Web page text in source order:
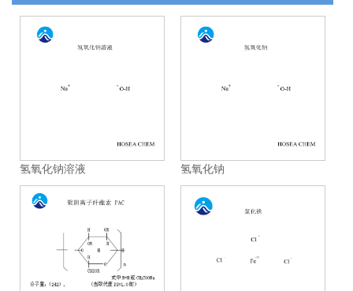
氢氧化钠溶液 氢氧化钠